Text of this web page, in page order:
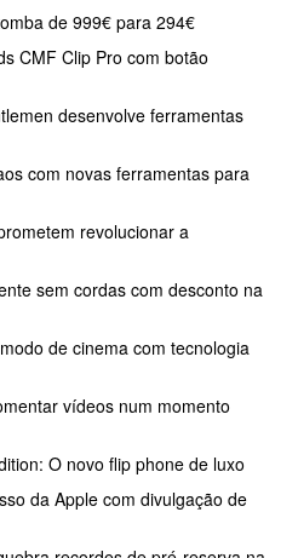
de 999€ para 294€
CMF Clip Pro com botão
desenvolve ferramentas
com novas ferramentas para
revolucionar a
sem cordas com desconto na
de cinema com tecnologia
vídeos num momento
O novo flip phone de luxo
da Apple com divulgação de